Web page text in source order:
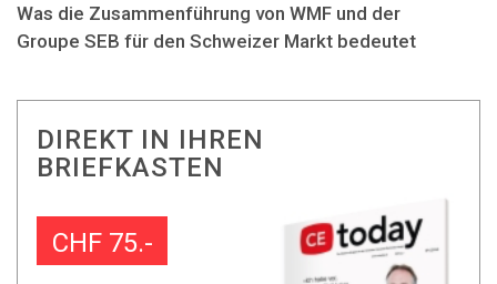
Was die Zusammenführung von WMF und der
Groupe SEB für den Schweizer Markt bedeutet
DIREKT IN IHREN
BRIEFKASTEN
CHF 75.-